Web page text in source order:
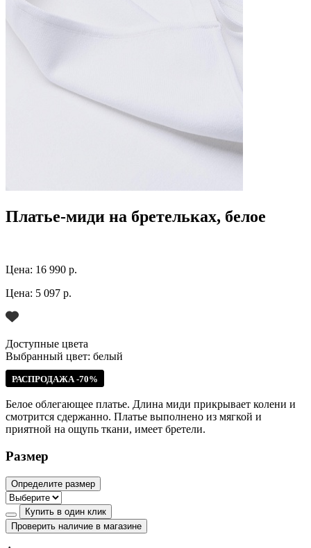
Платье-миди на бретельках, белое
Цена: 16 990 р.
Цена: 5 097 р.
Доступные цвета
Выбранный цвет: белый
РАСПРОДАЖА -70%
Белое облегающее платье. Длина миди прикрывает колени и
смотрится сдержанно. Платье выполнено из мягкой и
приятной на ощупь ткани, имеет бретели.
Размер
Определите размер
Купить в один клик
Проверить наличие в магазине